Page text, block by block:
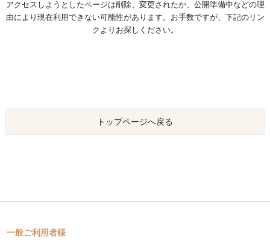
アクセスしようとしたページは削除、変更されたか、公開準備中などの理
由により現在利用できない可能性があります。お手数ですが、下記のリン
クよりお探しください。
トップページへ戻る
一般ご利用者様